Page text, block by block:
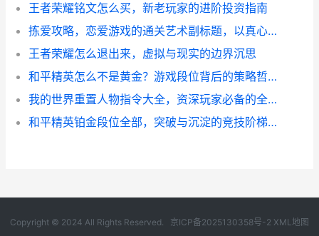
王者荣耀铭文怎么买，新老玩家的进阶投资指南
拣爱攻略，恋爱游戏的通关艺术副标题，以真心为钥破译情感谜题
王者荣耀怎么退出来，虚拟与现实的边界沉思
和平精英怎么不是黄金？游戏段位背后的策略哲学
我的世界重置人物指令大全，资深玩家必备的全能指南与角色管理秘籍
和平精英铂金段位全部，突破与沉淀的竞技阶梯，副标题，从莽撞到谋略的战术觉醒之路
Copyright © 2024 All Rights Reserved. 京ICP备2025130358号-2 XML地图